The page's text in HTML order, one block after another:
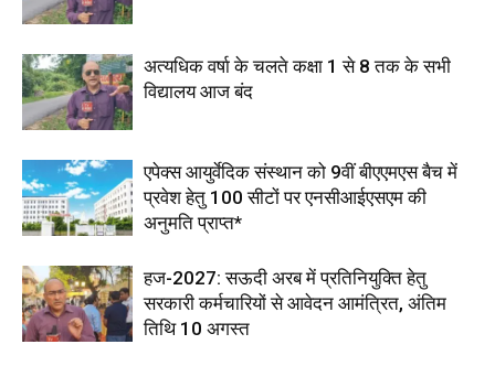
अत्यधिक वर्षा के चलते कक्षा 1 से 8 तक के सभी
विद्यालय आज बंद
एपेक्स आयुर्वेदिक संस्थान को 9वीं बीएएमएस बैच में
प्रवेश हेतु 100 सीटों पर एनसीआईएसएम की
अनुमति प्राप्त*
हज-2027: सऊदी अरब में प्रतिनियुक्ति हेतु
सरकारी कर्मचारियों से आवेदन आमंत्रित, अंतिम
तिथि 10 अगस्त